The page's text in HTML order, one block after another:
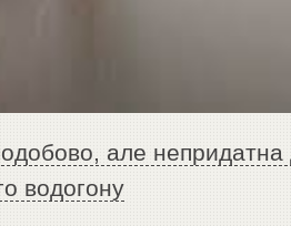
але непридатна
водогону